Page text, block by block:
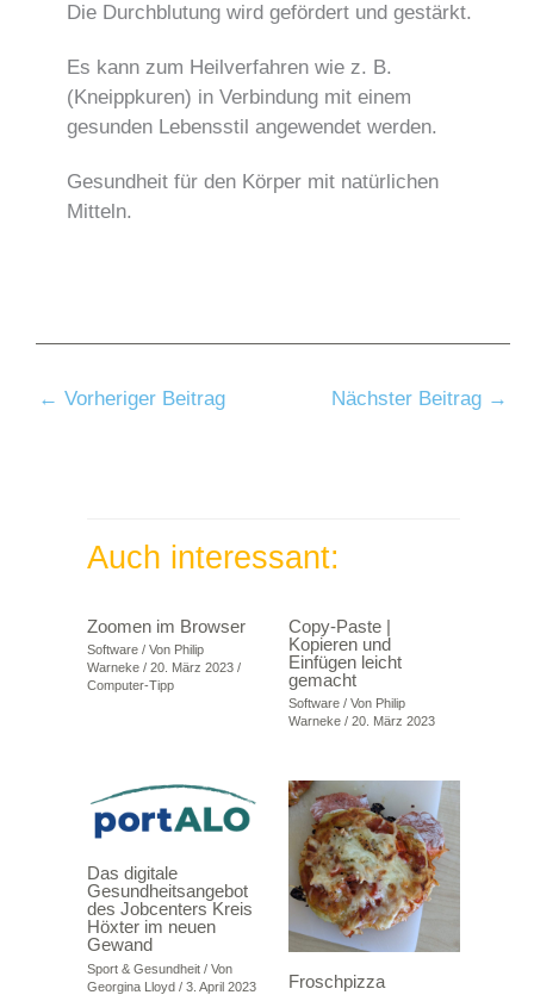
Die Durchblutung wird gefördert und gestärkt.
Es kann zum Heilverfahren wie z. B.
(Kneippkuren) in Verbindung mit einem
gesunden Lebensstil angewendet werden.
Gesundheit für den Körper mit natürlichen
Mitteln.
← Vorheriger Beitrag Nächster Beitrag →
Auch interessant:
Zoomen im Browser
Software/ Von Philip
Warneke / 20. März 2023 /
Computer-Tipp
Copy-Paste |
Kopieren und
Einfügen leicht
gemacht
Software/ Von Philip
Warneke / 20. März 2023
Das digitale
Gesundheitsangebot
des Jobcenters Kreis
Höxter im neuen
Gewand
Sport & Gesundheit/ Von
Georgina Lloyd / 3. April 2023
Froschpizza